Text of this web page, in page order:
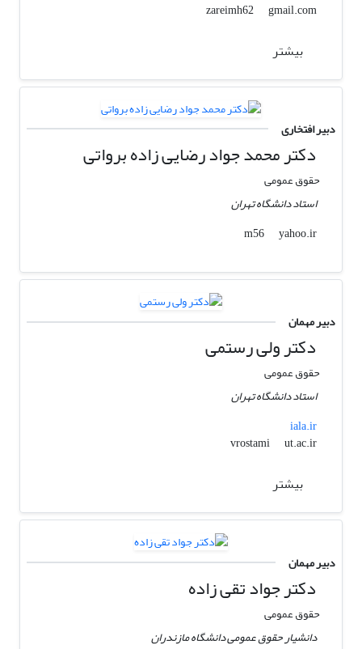
zareimh62
gmail.com
بیشتر
دبیر افتخاری
دکتر محمد جواد رضایی زاده برواتی
حقوق عمومی
استاد دانشگاه تهران
m56
yahoo.ir
دبیر مهمان
دکتر ولی رستمی
حقوق عمومی
استاد دانشگاه تهران
iala.ir
vrostami
ut.ac.ir
بیشتر
دبیر مهمان
دکتر جواد تقی زاده
حقوق عمومی
دانشیار حقوق عمومی دانشگاه مازندران